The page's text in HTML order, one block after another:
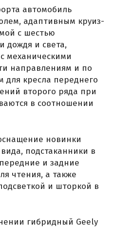
автомобиль
адаптивным круиз-
с шестью
дождя и света,
механическими
направлениям и по
кресла переднего
второго ряда при
в соотношении
новинки
подстаканники в
и задние
чтения, а также
и шторкой в
гибридный Geely